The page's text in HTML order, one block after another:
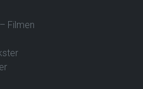
Filmen